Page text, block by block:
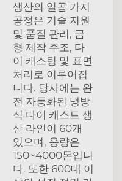
생산의 일곱 가지
공정은 기술 지원
및 품질 관리, 금
형 제작 주조, 다
이 캐스팅 및 표면
처리로 이루어집
니다. 당사에는 완
전 자동화된 냉방
식 다이 캐스트 생
산 라인이 60개
있으며, 용량은
150~4000톤입니
다. 또한 600대 이